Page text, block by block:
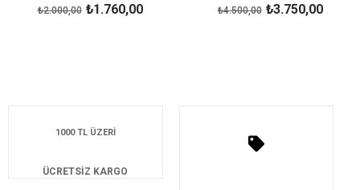
₺1.760,00
₺2.000,00 ₺3.750,00
₺4.500,00
1000 TL ÜZERİ
ÜCRETSİZ KARGO